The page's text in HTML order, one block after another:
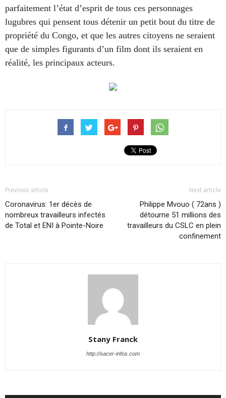
parfaitement l’état d’esprit de tous ces personnages
lugubres qui pensent tous détenir un petit bout du titre de
propriété du Congo, et que les autres citoyens ne seraient
que de simples figurants d’un film dont ils seraient en
réalité, les principaux acteurs.
Previous article
Coronavirus: 1er décès de
nombreux travailleurs infectés
de Total et ENI à Pointe-Noire
Next article
Philippe Mvouo ( 72ans )
détourne 51 millions des
travailleurs du CSLC en plein
confinement
Stany Franck
http://sacer-infos.com